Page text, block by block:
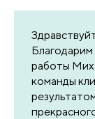
работы
команды